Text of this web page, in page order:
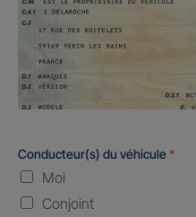
Conducteur(s) du véhicule *
Moi
Conjoint